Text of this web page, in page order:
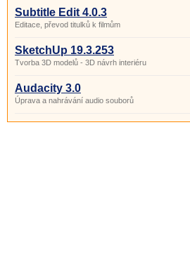
Subtitle Edit 4.0.3
Editace, převod titulků k filmům
SketchUp 19.3.253
Tvorba 3D modelů - 3D návrh interiéru
Audacity 3.0
Úprava a nahrávání audio souborů